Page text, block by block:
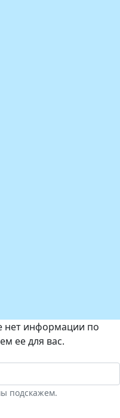
нет информации по
ее для вас.
подскажем.